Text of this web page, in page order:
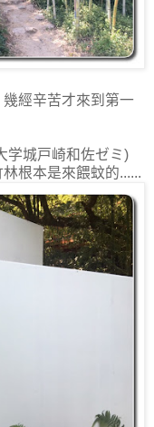
經辛苦才來到第一
学城戸崎和佐ゼミ)
根本是來餵蚊的......